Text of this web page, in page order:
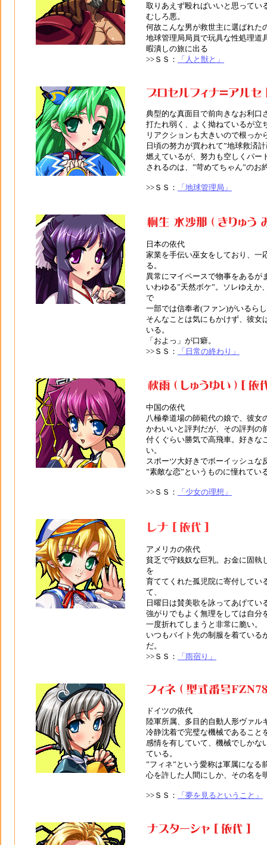
取りあえず殴ればいいと思ってい
むしろ悪。
何故こんな男が救世主に選ばれた
地球管理局局員で玩具な性処理道
暇潰しの旅に出る
>>ＳＳ：
「人と獣と」
典型的な真面目で前向きなお利口
打たれ弱く、よく拗ねているが立
リアクションも大きいので根っか
日頃の努力が買われて”地球救済
燃えているが、努力も空しくパー
されるのは、”苛めてちゃん”のお
>>ＳＳ： 「地球管理局」
日本の依代
家業を手伝い巫女をしており、一
る。
異常にマイペースで物事をあるが
いわゆる”天然ボケ”。ソレゆえか
で
一部では信奉者(ファン)がいるら
そんなことは気にもかけず、彼女
いる。
「およっ」が口癖。
>>ＳＳ：
「日常の終わり」
中国の依代
八極拳道場の師範代の娘で、彼女
かわいいと評判だが、その評判の
付くぐらい勝気で高飛車。好きな
い。
スポーツ大好きでボーイッシュな
”素敵な恋”というものに憧れてい
>>ＳＳ： 「少女の理想」
アメリカの依代
貧乏で守銭奴な巨乳。お金に固執
を
育ててくれた孤児院に寄付してい
て、
日曜日は賛美歌を詠ってあげてい
強がりでもよく無理をしては自分
一度折れてしまうと非常に脆い。
いつもバイト先の制服を着ている
だ。
>>ＳＳ：
「雨宿り」
ドイツの依代
陸軍所属、多目的自動人形ヴァル
冷静沈着で完璧な機械であること
感情を有していて、機械でしかな
ている。
”フィネ”という愛称は軍属になる
心を許した人間にしか、その名を
>>ＳＳ： 「夢を見るということ」